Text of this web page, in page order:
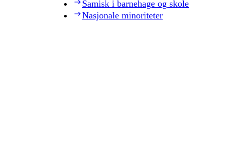
Samisk i barnehage og skole
Nasjonale minoriteter